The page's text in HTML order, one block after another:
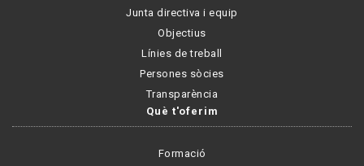
Junta directiva i equip
Objectius
Línies de treball
Persones sòcies
Transparència
Què t'oferim
Formació